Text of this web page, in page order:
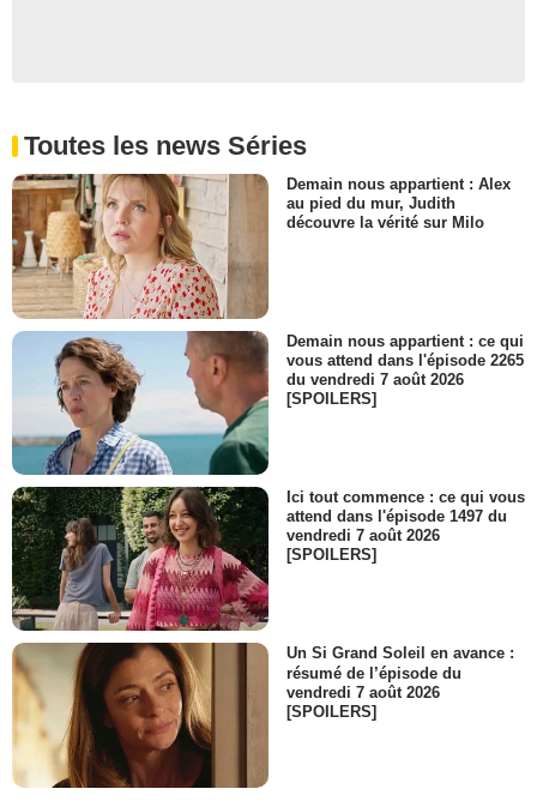
Toutes les news Séries
Demain nous appartient : Alex
au pied du mur, Judith
découvre la vérité sur Milo
Demain nous appartient : ce qui
vous attend dans l'épisode 2265
du vendredi 7 août 2026
[SPOILERS]
Ici tout commence : ce qui vous
attend dans l'épisode 1497 du
vendredi 7 août 2026
[SPOILERS]
Un Si Grand Soleil en avance :
résumé de l’épisode du
vendredi 7 août 2026
[SPOILERS]